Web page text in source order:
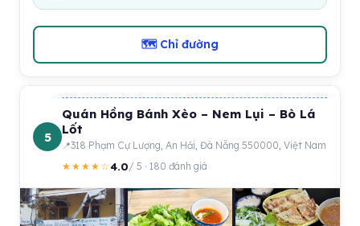
🗺 Chỉ đường
5
Quán Hồng Bánh Xèo – Nem Lụi – Bò Lá
Lốt
318 Phạm Cự Lượng, An Hải, Đà Nẵng 550000, Việt Nam
★★★★☆4.0/ 5 · 180 đánh giá